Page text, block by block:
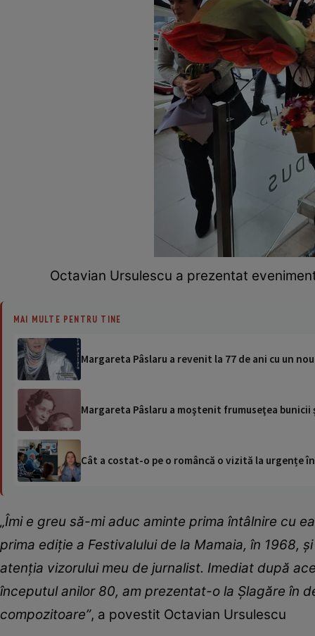
Octavian Ursulescu a prezentat
MAI MULTE PENTRU TINE
Margareta Pâslaru a revenit la 77 de ani cu un
Margareta Pâslaru a moştenit frumuseţea
Cât a costat-o pe o româncă o vizită la urgențe
„Îmi e greu să-mi aduc aminte prima întâlnire cu
prima ediție a Festivalului de la Mamaia, în 1968,
atenția vizorului meu de jurnalist. Imediat după
începutul anilor 80, am prezentat-o la Șlagăre în
compozitoare”, a povestit Octavian Ursulescu